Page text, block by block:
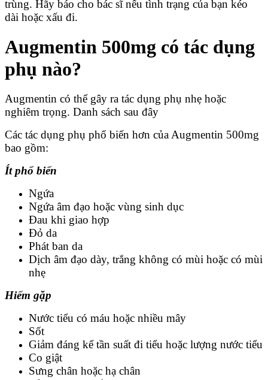
trùng. Hãy báo cho bác sĩ nếu tình trạng của bạn kéo
dài hoặc xấu đi.
Augmentin 500mg có tác dụng
phụ nào?
Augmentin có thể gây ra tác dụng phụ nhẹ hoặc
nghiêm trọng. Danh sách sau đây
Các tác dụng phụ phổ biến hơn của Augmentin 500mg
bao gồm:
Ít phổ biến
Ngứa
Ngứa âm đạo hoặc vùng sinh dục
Đau khi giao hợp
Đỏ da
Phát ban da
Dịch âm đạo dày, trắng không có mùi hoặc có mùi
nhẹ
Hiếm gặp
Nước tiểu có máu hoặc nhiều mây
Sốt
Giảm đáng kể tần suất đi tiểu hoặc lượng nước tiểu
Co giật
Sưng chân hoặc hạ chân